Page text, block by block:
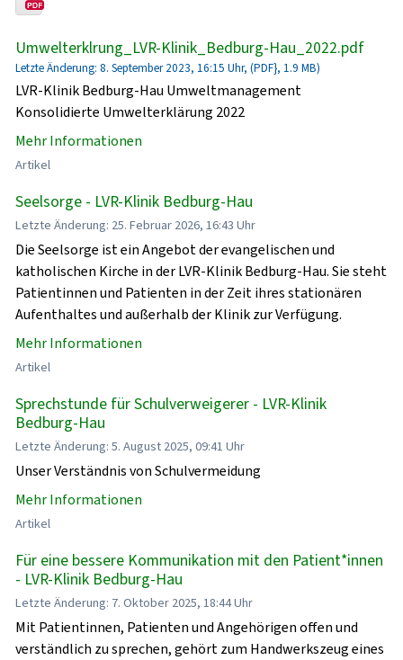
Umwelterklrung_LVR-Klinik_Bedburg-Hau_2022.pdf
Letzte Änderung: 8. September 2023, 16:15 Uhr, (PDF}, 1.9 MB)
LVR-Klinik Bedburg-Hau Umweltmanagement
Konsolidierte Umwelterklärung 2022
Mehr Informationen
Artikel
Seelsorge - LVR-Klinik Bedburg-Hau
Letzte Änderung: 25. Februar 2026, 16:43 Uhr
Die Seelsorge ist ein Angebot der evangelischen und
katholischen Kirche in der LVR-Klinik Bedburg-Hau. Sie steht
Patientinnen und Patienten in der Zeit ihres stationären
Aufenthaltes und außerhalb der Klinik zur Verfügung.
Mehr Informationen
Artikel
Sprechstunde für Schulverweigerer - LVR-Klinik
Bedburg-Hau
Letzte Änderung: 5. August 2025, 09:41 Uhr
Unser Verständnis von Schulvermeidung
Mehr Informationen
Artikel
Für eine bessere Kommunikation mit den Patient*innen
- LVR-Klinik Bedburg-Hau
Letzte Änderung: 7. Oktober 2025, 18:44 Uhr
Mit Patientinnen, Patienten und Angehörigen offen und
verständlich zu sprechen, gehört zum Handwerkszeug eines